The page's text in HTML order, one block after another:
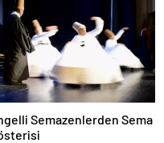
Semazenlerden Sema